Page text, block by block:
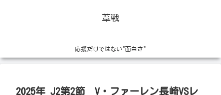
葦戦
応援だけではない"面白さ"
2025年 J2第2節 V・ファーレン長崎VSレ